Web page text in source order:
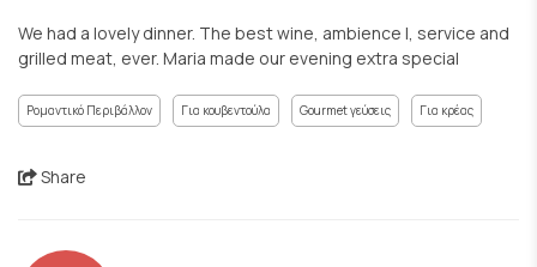
We had a lovely dinner. The best wine, ambience l, service and
grilled meat, ever. Maria made our evening extra special
Ρομαντικό Περιβάλλον Για κουβεντούλα Gourmet γεύσεις Για κρέας
Share